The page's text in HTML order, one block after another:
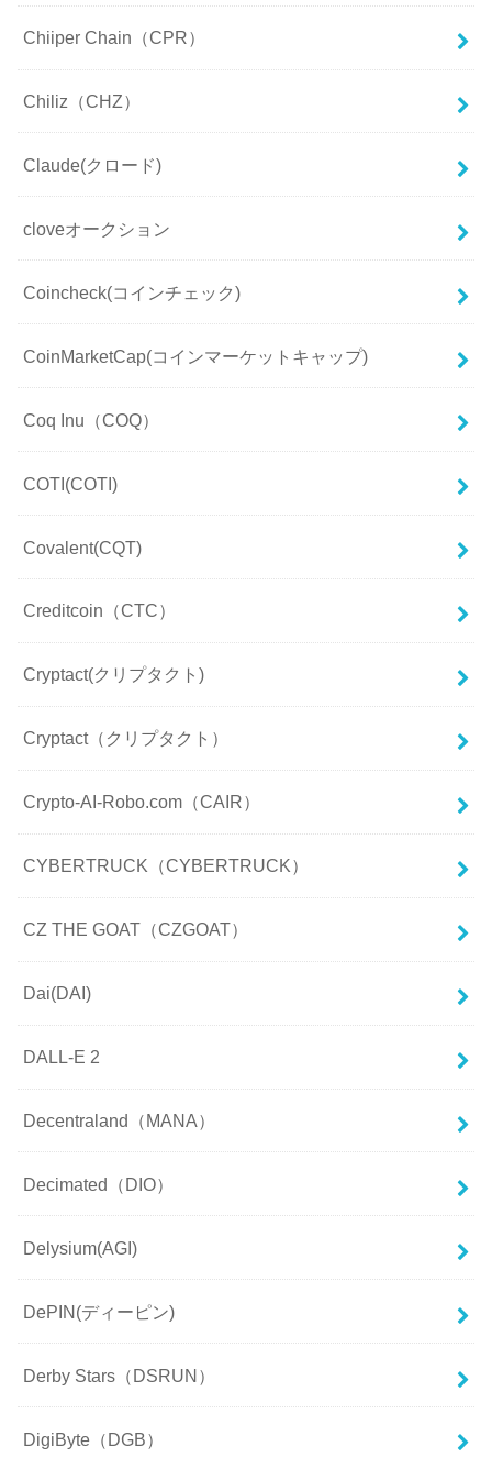
Chiiper Chain（CPR）
Chiliz（CHZ）
Claude(クロード)
cloveオークション
Coincheck(コインチェック)
CoinMarketCap(コインマーケットキャップ)
Coq Inu（COQ）
COTI(COTI)
Covalent(CQT)
Creditcoin（CTC）
Cryptact(クリプタクト)
Cryptact（クリプタクト）
Crypto-AI-Robo.com（CAIR）
CYBERTRUCK（CYBERTRUCK）
CZ THE GOAT（CZGOAT）
Dai(DAI)
DALL-E 2
Decentraland（MANA）
Decimated（DIO）
Delysium(AGI)
DePIN(ディーピン)
Derby Stars（DSRUN）
DigiByte（DGB）